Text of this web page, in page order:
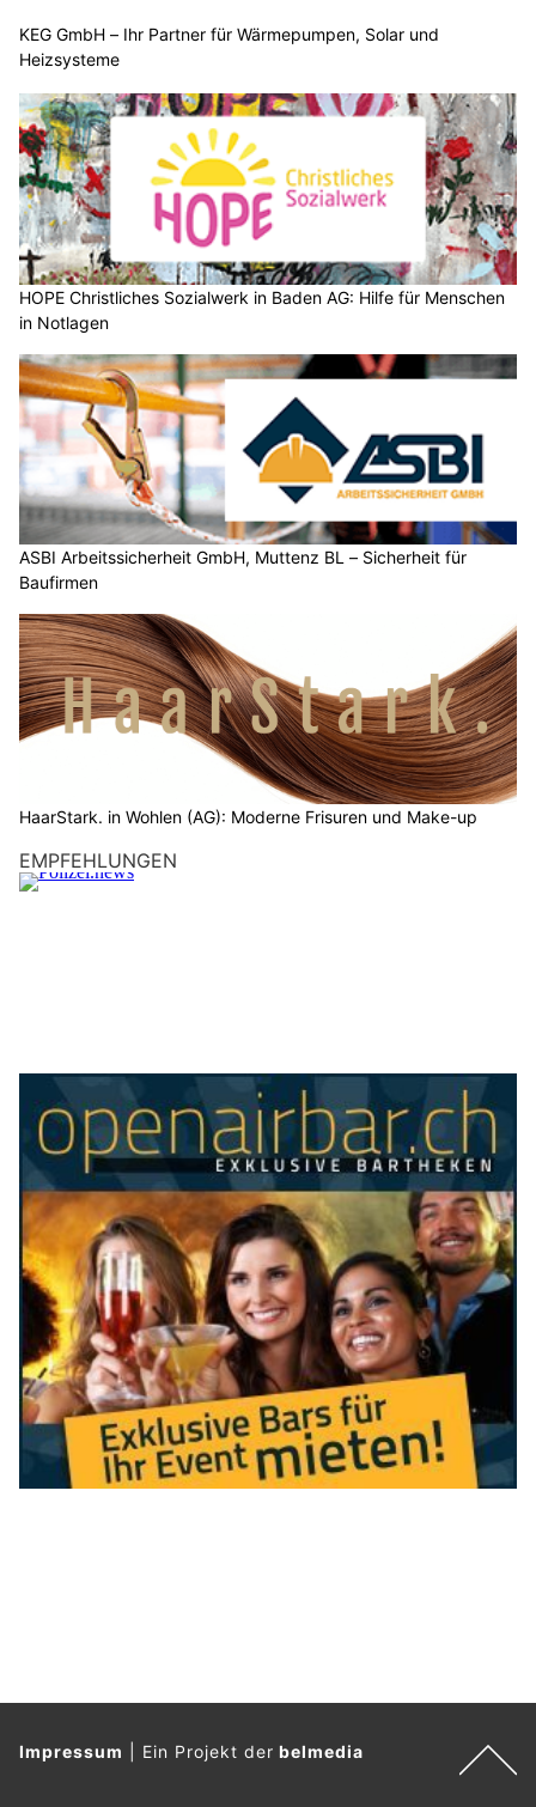
KEG GmbH – Ihr Partner für Wärmepumpen, Solar und
Heizsysteme
HOPE Christliches Sozialwerk in Baden AG: Hilfe für Menschen
in Notlagen
ASBI Arbeitssicherheit GmbH, Muttenz BL – Sicherheit für
Baufirmen
HaarStark. in Wohlen (AG): Moderne Frisuren und Make-up
EMPFEHLUNGEN
Impressum Ein Projekt derbelmedia